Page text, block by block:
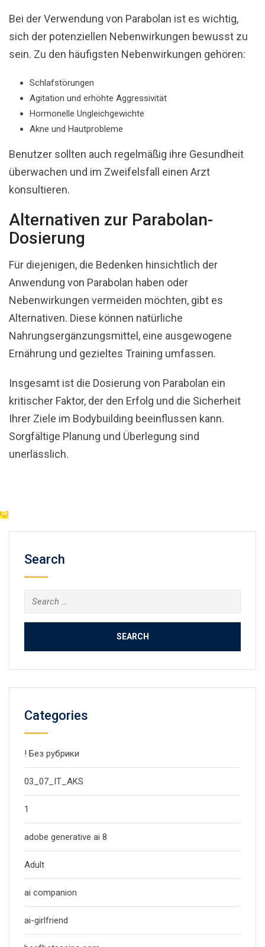
Bei der Verwendung von Parabolan ist es wichtig,
sich der potenziellen Nebenwirkungen bewusst zu
sein. Zu den häufigsten Nebenwirkungen gehören:
Schlafstörungen
Agitation und erhöhte Aggressivität
Hormonelle Ungleichgewichte
Akne und Hautprobleme
Benutzer sollten auch regelmäßig ihre Gesundheit
überwachen und im Zweifelsfall einen Arzt
konsultieren.
Alternativen zur Parabolan-
Dosierung
Für diejenigen, die Bedenken hinsichtlich der
Anwendung von Parabolan haben oder
Nebenwirkungen vermeiden möchten, gibt es
Alternativen. Diese können natürliche
Nahrungsergänzungsmittel, eine ausgewogene
Ernährung und gezieltes Training umfassen.
Insgesamt ist die Dosierung von Parabolan ein
kritischer Faktor, der den Erfolg und die Sicherheit
Ihrer Ziele im Bodybuilding beeinflussen kann.
Sorgfältige Planung und Überlegung sind
unerlässlich.
Search
Search
for:
Categories
! Без рубрики
03_07_IT_AKS
1
adobe generative ai 8
Adult
ai companion
ai-girlfriend